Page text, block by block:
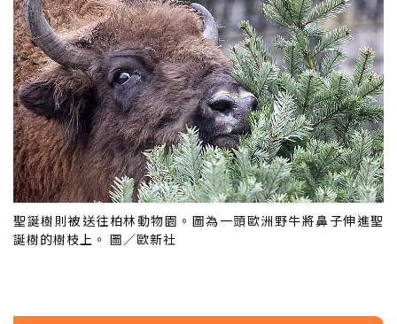
聖誕樹則被送往柏林動物園。圖為一頭歐洲野牛將鼻子伸進聖
誕樹的樹枝上。 圖／歐新社